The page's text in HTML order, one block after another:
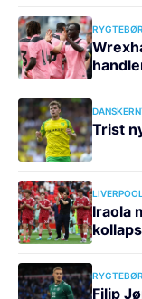
Trist
LIVERPOOL
Iraola
kollaps
Filip